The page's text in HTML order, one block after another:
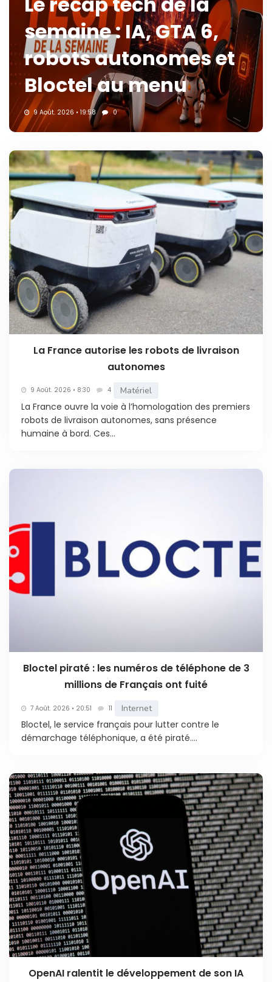
semaine : IA, GTA 6,
robots autonomes et
Bloctel au menu
9 Août. 2026 • 19:58 0
La France autorise les robots de livraison
autonomes
9 Août. 2026 • 8:30 4 Matériel
La France ouvre la voie à l’homologation des premiers
robots de livraison autonomes, sans présence
humaine à bord. Ces...
Bloctel piraté : les numéros de téléphone de 3
millions de Français ont fuité
7 Août. 2026 • 20:51 11 Internet
Bloctel, le service français pour lutter contre le
démarchage téléphonique, a été piraté....
OpenAI ralentit le développement de son IA